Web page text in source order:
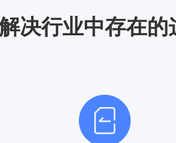
决行业中存在的